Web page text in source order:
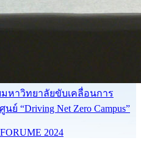
หาวิทยาลัยขับเคลื่อนการ
“Driving Net Zero Campus”
2024